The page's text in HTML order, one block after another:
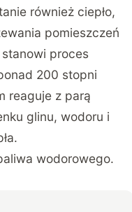
również ciepło,
pomieszczeń
proces
200 stopni
reaguje z parą
glinu, wodoru i
wodorowego.